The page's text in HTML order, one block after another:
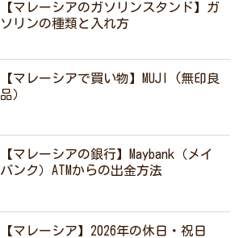
【マレーシアのガソリンスタンド】ガ
ソリンの種類と入れ方
【マレーシアで買い物】MUJI (無印良
品）
【マレーシアの銀行】Maybank（メイ
バンク）ATMからの出金方法
【マレーシア】2026年の休日・祝日